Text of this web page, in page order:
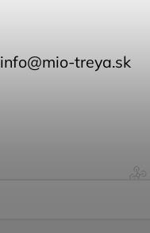
info@mio-treya.sk